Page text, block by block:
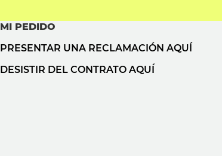
MI PEDIDO
PRESENTAR UNA RECLAMACIÓN AQUÍ
DESISTIR DEL CONTRATO AQUÍ